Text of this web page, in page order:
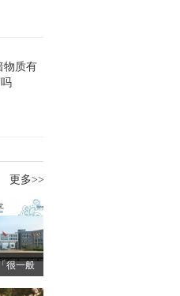
物质有
更多>>
很一般